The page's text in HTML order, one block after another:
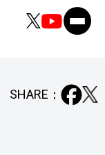
SHARE：